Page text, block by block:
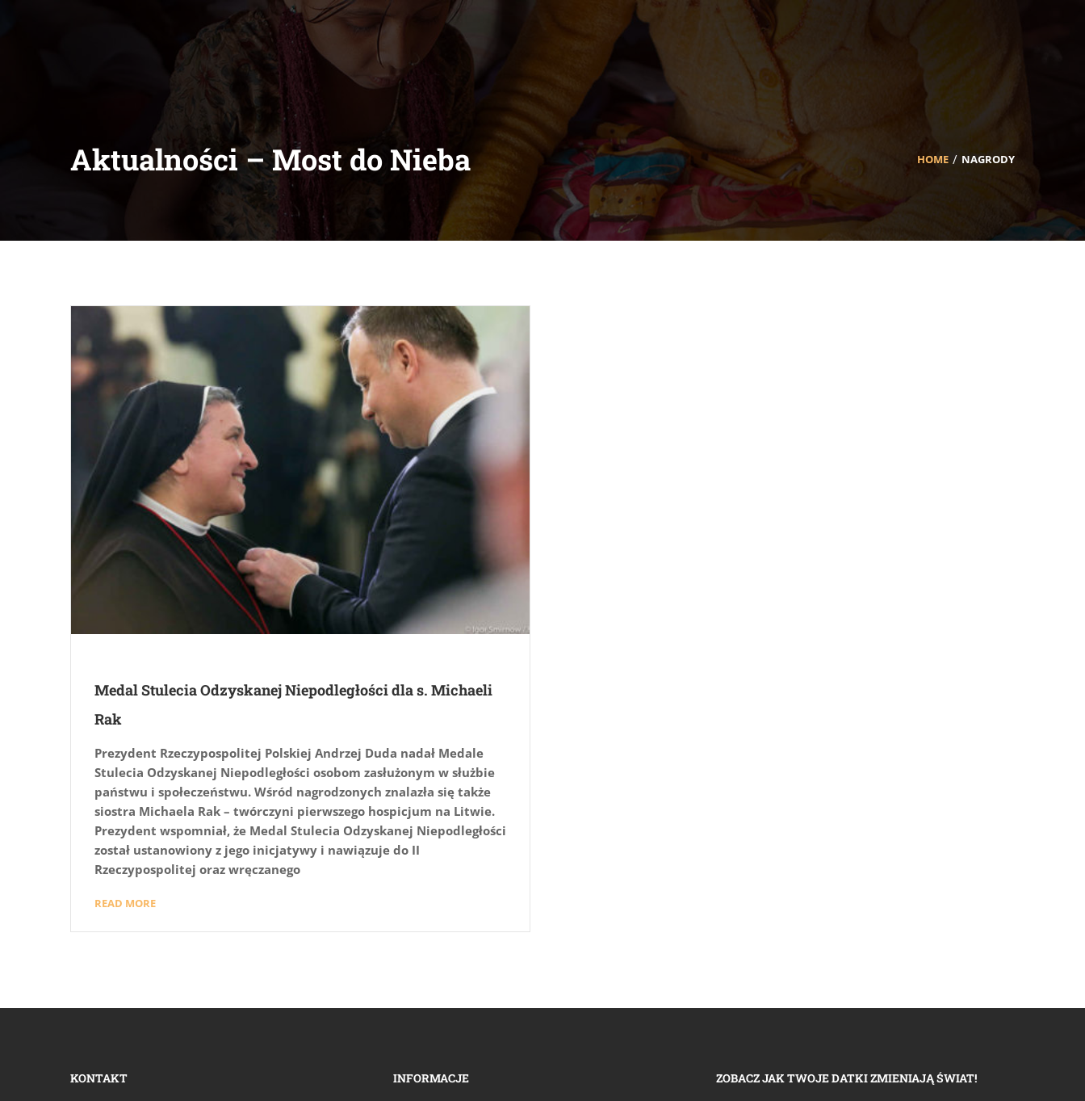
Aktualności – Most do Nieba HOME NAGRODY
Medal Stulecia Odzyskanej Niepodległości dla s. Michaeli
Rak
Prezydent Rzeczypospolitej Polskiej Andrzej Duda nadał Medale
Stulecia Odzyskanej Niepodległości osobom zasłużonym w służbie
państwu i społeczeństwu. Wśród nagrodzonych znalazła się także
siostra Michaela Rak – twórczyni pierwszego hospicjum na Litwie.
Prezydent wspomniał, że Medal Stulecia Odzyskanej Niepodległości
został ustanowiony z jego inicjatywy i nawiązuje do II
Rzeczypospolitej oraz wręczanego
READ MORE
KONTAKT INFORMACJE ZOBACZ JAK TWOJE DATKI ZMIENIAJĄ ŚWIAT!